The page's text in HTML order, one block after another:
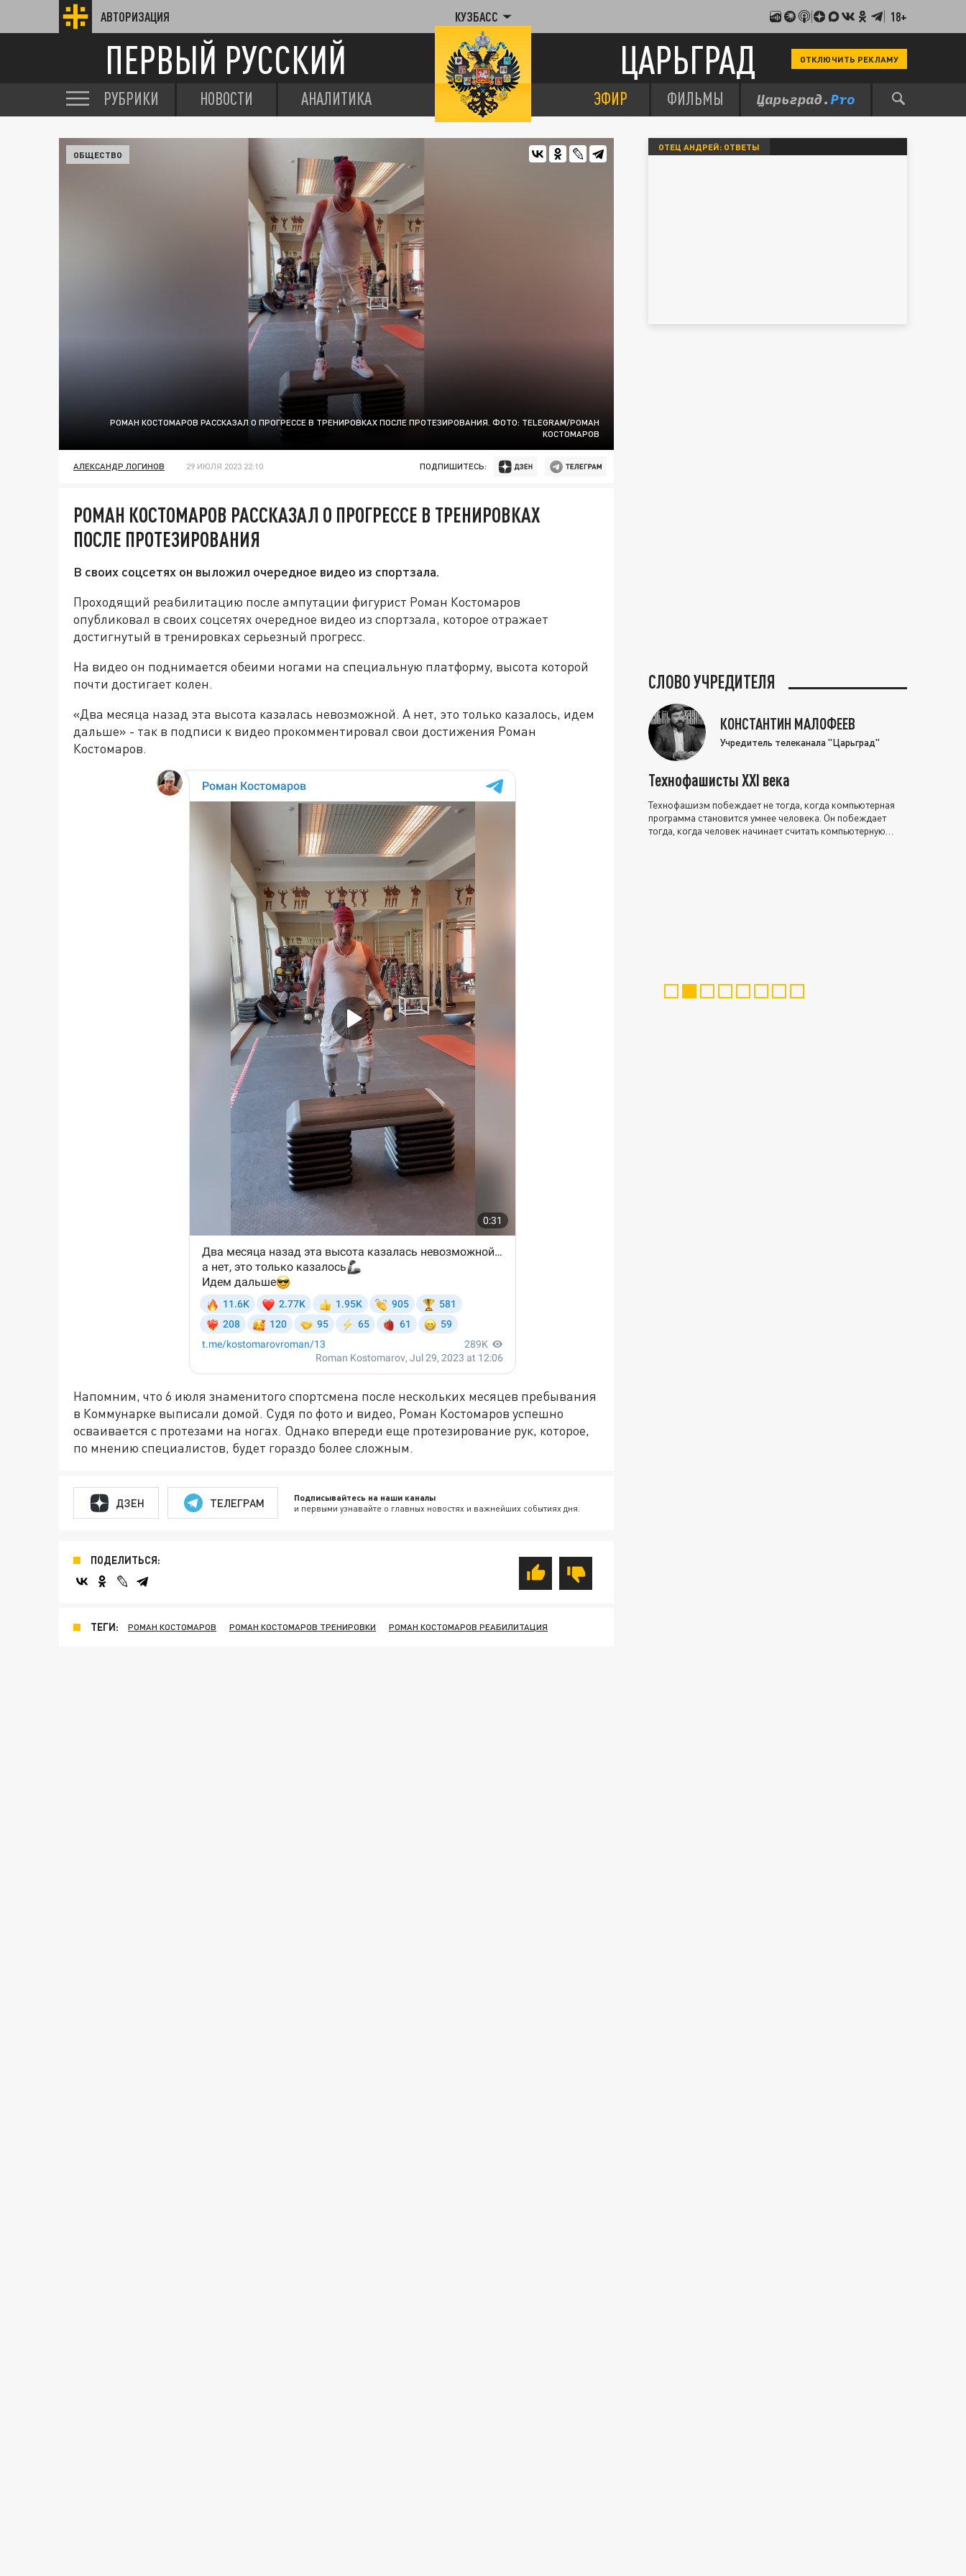
АВТОРИЗАЦИЯ КУЗБАСС 18+
ПЕРВЫЙ РУССКИЙ ЦАРЬГРАД ОТКЛЮЧИТЬ РЕКЛАМУ
РУБРИКИ НОВОСТИ АНАЛИТИКА ЭФИР ФИЛЬМЫ
РОМАН КОСТОМАРОВ РАССКАЗАЛ О ПРОГРЕССЕ В ТРЕНИРОВКАХ ПОСЛЕ ПРОТЕЗИРОВАНИЯ. ФОТО: TELEGRAM/РОМАН
КОСТОМАРОВ
ОБЩЕСТВО
АЛЕКСАНДР ЛОГИНОВ 29 ИЮЛЯ 2023 22:10 ПОДПИШИТЕСЬ:
РОМАН КОСТОМАРОВ РАССКАЗАЛ О ПРОГРЕССЕ В ТРЕНИРОВКАХ
ПОСЛЕ ПРОТЕЗИРОВАНИЯ
В своих соцсетях он выложил очередное видео из спортзала.
Проходящий реабилитацию после ампутации фигурист Роман Костомаров
опубликовал в своих соцсетях очередное видео из спортзала, которое отражает
достигнутый в тренировках серьезный прогресс.
На видео он поднимается обеими ногами на специальную платформу, высота которой
почти достигает колен.
«Два месяца назад эта высота казалась невозможной. А нет, это только казалось, идем
дальше» - так в подписи к видео прокомментировал свои достижения Роман
Костомаров.
Напомним, что 6 июля знаменитого спортсмена после нескольких месяцев пребывания
в Коммунарке выписали домой. Судя по фото и видео, Роман Костомаров успешно
осваивается с протезами на ногах. Однако впереди еще протезирование рук, которое,
по мнению специалистов, будет гораздо более сложным.
ДЗЕН ТЕЛЕГРАМ Подписывайтесь на наши каналы
и первыми узнавайте о главных новостях и важнейших событиях дня.
ПОДЕЛИТЬСЯ:
ТЕГИ: РОМАН КОСТОМАРОВ РОМАН КОСТОМАРОВ ТРЕНИРОВКИ РОМАН КОСТОМАРОВ РЕАБИЛИТАЦИЯ
ОТЕЦ АНДРЕЙ: ОТВЕТЫ
СЛОВО УЧРЕДИТЕЛЯ
КОНСТАНТИН МАЛОФЕЕВ
Учредитель телеканала "Царьград"
Технофашисты XXI века
Технофашизм побеждает не тогда, когда компьютерная
программа становится умнее человека. Он побеждает
тогда, когда человек начинает считать компьютерную